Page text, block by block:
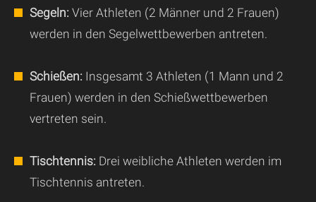
Segeln: Vier Athleten (2 Männer und 2 Frauen)
werden in den Segelwettbewerben antreten.
Schießen: Insgesamt 3 Athleten (1 Mann und 2
Frauen) werden in den Schießwettbewerben
vertreten sein.
Tischtennis: Drei weibliche Athleten werden im
Tischtennis antreten.